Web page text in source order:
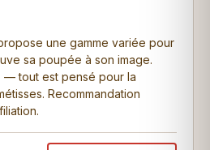
une gamme variée pour
sa poupée à son image.
— tout est pensé pour la
Recommandation